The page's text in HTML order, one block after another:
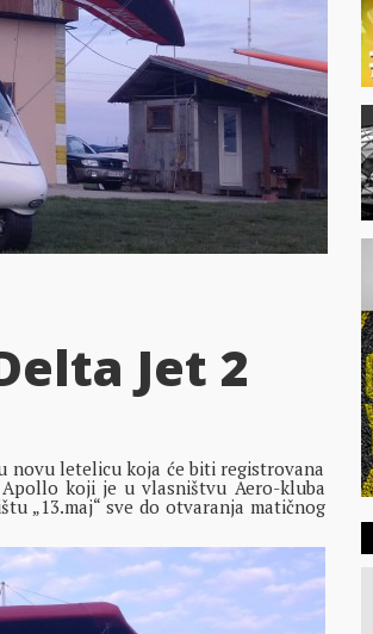
Jet 2
novu letelicu koja će biti registrovana
koji je u vlasništvu Aero-kluba
„13.maj“ sve do otvaranja matičnog